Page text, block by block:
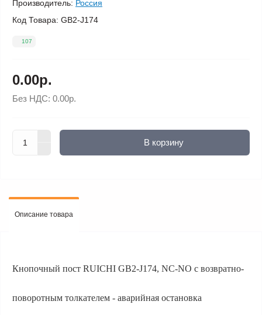
Производитель: Россия
Код Товара: GB2-J174
107
0.00р.
Без НДС: 0.00р.
В корзину
Описание товара
Кнопочный пост RUICHI GB2-J174, NC-NO с возвратно-
поворотным толкателем - аварийная остановка